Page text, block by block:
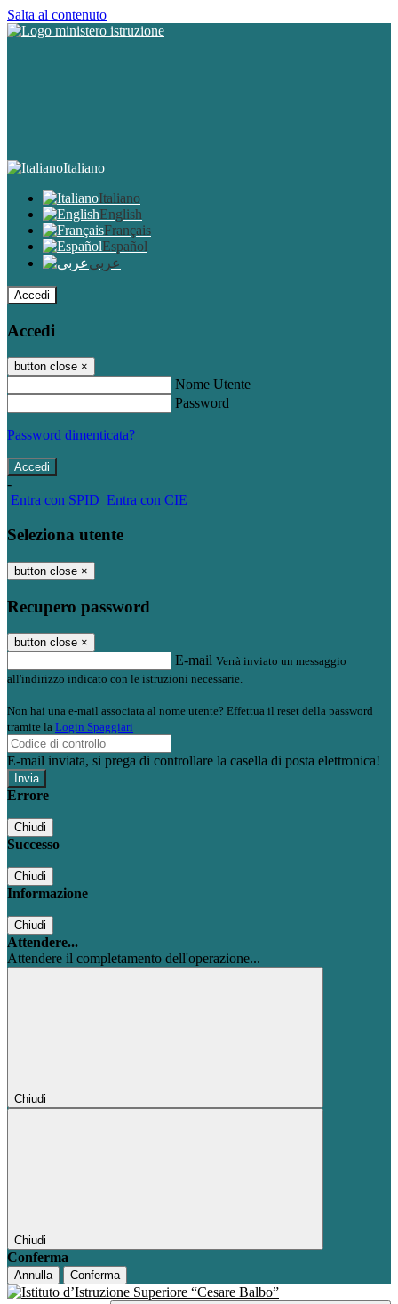
Salta al contenuto
Italiano
Italiano
English
Français
Español
عربى
Accedi
Accedi
button close ×
Nome Utente
Password
Password dimenticata?
-
Entra con SPID Entra con CIE
Seleziona utente
button close ×
Recupero password
button close ×
E-mail Verrà inviato un messaggio
all'indirizzo indicato con le istruzioni necessarie.
Non hai una e-mail associata al nome utente? Effettua il reset della password
tramite la Login Spaggiari
E-mail inviata, si prega di controllare la casella di posta elettronica!
Errore
Chiudi
Successo
Chiudi
Informazione
Chiudi
Attendere...
Attendere il completamento dell'operazione...
Chiudi
Chiudi
Conferma
Annulla Conferma